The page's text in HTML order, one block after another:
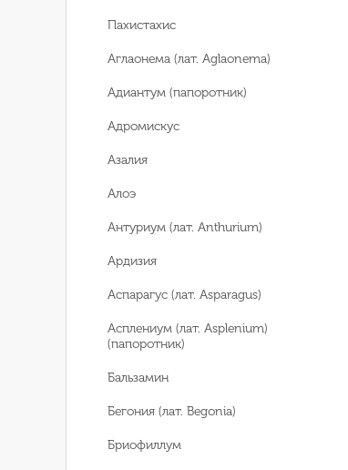
Пахистахис
Аглаонема (лат. Aglaonema)
Адиантум (папоротник)
Адромискус
Азалия
Алоэ
Антуриум (лат. Anthurium)
Ардизия
Аспарагус (лат. Asparagus)
Асплениум (лат. Asplenium)
(папоротник)
Бальзамин
Бегония (лат. Begonia)
Бриофиллум